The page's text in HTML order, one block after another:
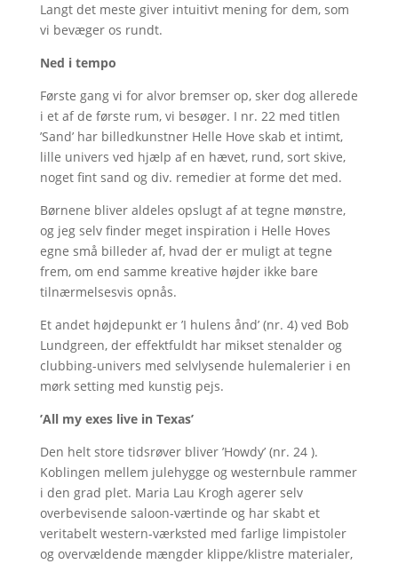
Langt det meste giver intuitivt mening for dem, som
vi bevæger os rundt.
Ned i tempo
Første gang vi for alvor bremser op, sker dog allerede
i et af de første rum, vi besøger. I nr. 22 med titlen
’Sand’ har billedkunstner Helle Hove skab et intimt,
lille univers ved hjælp af en hævet, rund, sort skive,
noget fint sand og div. remedier at forme det med.
Børnene bliver aldeles opslugt af at tegne mønstre,
og jeg selv finder meget inspiration i Helle Hoves
egne små billeder af, hvad der er muligt at tegne
frem, om end samme kreative højder ikke bare
tilnærmelsesvis opnås.
Et andet højdepunkt er ’I hulens ånd’ (nr. 4) ved Bob
Lundgreen, der effektfuldt har mikset stenalder og
clubbing-univers med selvlysende hulemalerier i en
mørk setting med kunstig pejs.
’All my exes live in Texas’
Den helt store tidsrøver bliver ’Howdy’ (nr. 24 ).
Koblingen mellem julehygge og westernbule rammer
i den grad plet. Maria Lau Krogh agerer selv
overbevisende saloon-værtinde og har skabt et
veritabelt western-værksted med farlige limpistoler
og overvældende mængder klippe/klistre materialer,